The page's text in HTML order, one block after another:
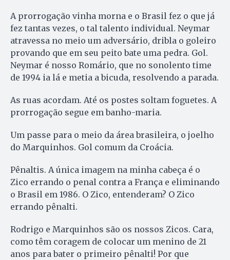
A prorrogação vinha morna e o Brasil fez o que já
fez tantas vezes, o tal talento individual. Neymar
atravessa no meio um adversário, dribla o goleiro
provando que em seu peito bate uma pedra. Gol.
Neymar é nosso Romário, que no sonolento time
de 1994 ia lá e metia a bicuda, resolvendo a parada.
As ruas acordam. Até os postes soltam foguetes. A
prorrogação segue em banho-maria.
Um passe para o meio da área brasileira, o joelho
do Marquinhos. Gol comum da Croácia.
Pênaltis. A única imagem na minha cabeça é o
Zico errando o penal contra a França e eliminando
o Brasil em 1986. O Zico, entenderam? O Zico
errando pênalti.
Rodrigo e Marquinhos são os nossos Zicos. Cara,
como têm coragem de colocar um menino de 21
anos para bater o primeiro pênalti! Por que